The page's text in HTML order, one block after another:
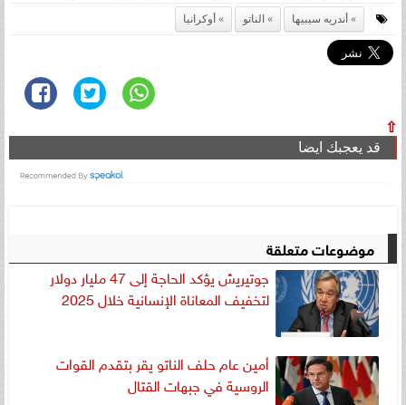
أندريه سيبيها الناتو أوكرانيا
⇧
قد يعجبك ايضا
موضوعات متعلقة
جوتيريش يؤكد الحاجة إلى 47 مليار دولار
لتخفيف المعاناة الإنسانية خلال 2025
أمين عام حلف الناتو يقر بتقدم القوات
الروسية في جبهات القتال